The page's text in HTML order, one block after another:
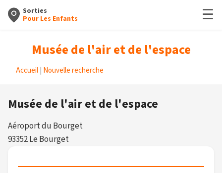
Sorties
Pour Les Enfants
☰
Musée de l'air et de l'espace
Accueil Nouvelle recherche
Musée de l'air et de l'espace
Aéroport du Bourget
93352 Le Bourget